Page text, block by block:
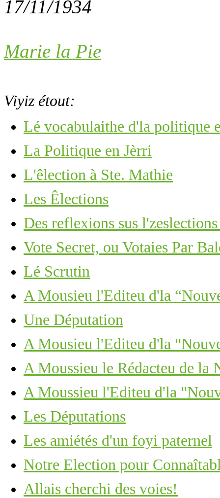
17/11/1934
Marie la Pie
Viyiz étout:
Lé vocabulaithe d'la politique
La Politique en Jèrri
L'êlection à Ste. Mathie
Les Êlections
Des reflexions sus
Vote Secret, ou Votaies Par
Lé Scrutin
A Mousieu l'Editeu d'la
Une Députation
A Mousieu l'Editeu d'la
A Moussieu le Rédacteu de la
A Moussieu l'Editeu d'la
Les Députations
Les amiétés d'un foyi paternel
Notre Election pour
Allais cherchi des voies!